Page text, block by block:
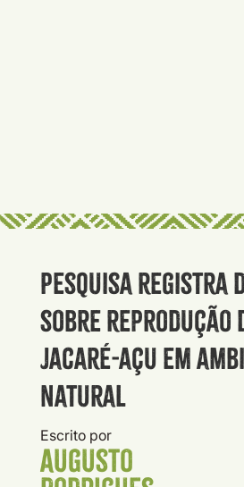
Pesquisa registra
sobre reprodução
jacaré-açu em
natural
Escrito por
Augusto